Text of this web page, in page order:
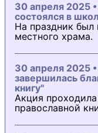
30 апреля 2025
состоялся в
На праздник был
местного храма.
30 апреля 2025
завершилась
книгу"
Акция
православной